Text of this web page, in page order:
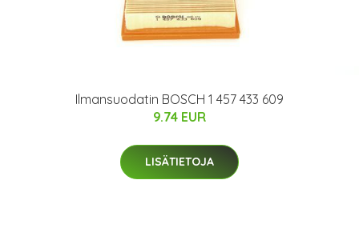
Ilmansuodatin BOSCH 1 457 433 609
9.74 EUR
LISÄTIETOJA